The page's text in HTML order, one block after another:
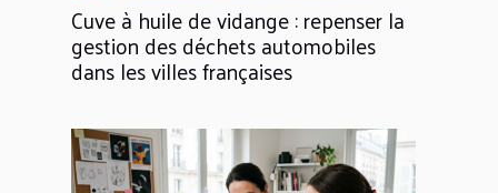
Cuve à huile de vidange : repenser la
gestion des déchets automobiles
dans les villes françaises